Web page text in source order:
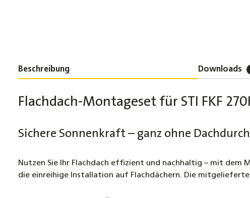
Beschreibung Downloads
Flachdach-Montageset für STI FKF
Sichere Sonnenkraft – ganz ohne
Nutzen Sie Ihr Flachdach effizient und nachhaltig – mit dem
die einreihige Installation auf Flachdächern. Die